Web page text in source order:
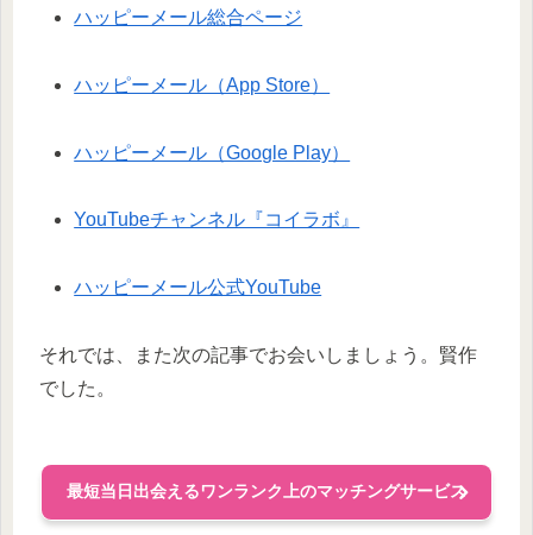
ハッピーメール総合ページ
ハッピーメール（App Store）
ハッピーメール（Google Play）
YouTubeチャンネル『コイラボ』
ハッピーメール公式YouTube
それでは、また次の記事でお会いしましょう。賢作
でした。
最短当日出会えるワンランク上のマッチングサービス